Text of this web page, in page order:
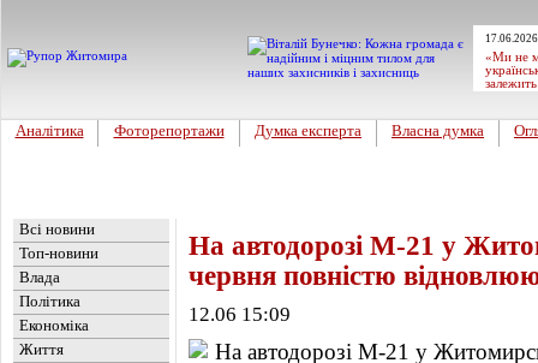
«Ми не
Аналітика Фоторепортажи Думка експерта Власна думка
Всі новини
Топ-новини
Влада
Політика
Економіка
Життя
На автодорозі М-21 у
червня повністю
12.06 15:09